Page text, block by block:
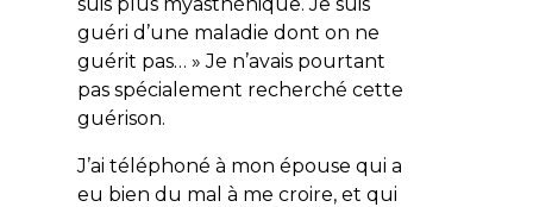
guéri d’une maladie dont on ne
guérit pas… » Je n’avais pourtant
pas spécialement recherché cette
guérison.
J’ai téléphoné à mon épouse qui a
eu bien du mal à me croire, et qui